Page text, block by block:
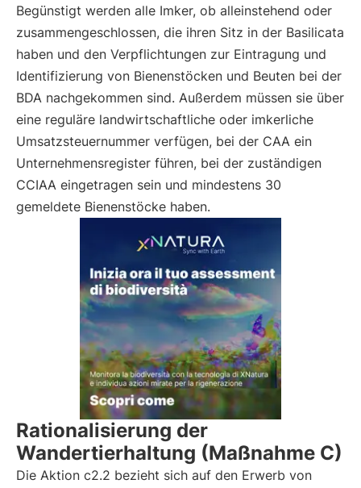
Begünstigt werden alle Imker, ob alleinstehend oder
zusammengeschlossen, die ihren Sitz in der Basilicata
haben und den Verpflichtungen zur Eintragung und
Identifizierung von Bienenstöcken und Beuten bei der
BDA nachgekommen sind. Außerdem müssen sie über
eine reguläre landwirtschaftliche oder imkerliche
Umsatzsteuernummer verfügen, bei der CAA ein
Unternehmensregister führen, bei der zuständigen
CCIAA eingetragen sein und mindestens 30
gemeldete Bienenstöcke haben.
Rationalisierung der
Wandertierhaltung (Maßnahme C)
Die Aktion c2.2 bezieht sich auf den Erwerb von